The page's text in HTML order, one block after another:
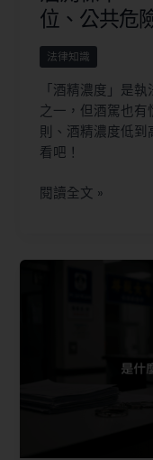
位、公共危
法律知識
「酒精濃度」是
之一，但酒駕也有
則、酒精濃度低
看吧！
閱讀全文 »